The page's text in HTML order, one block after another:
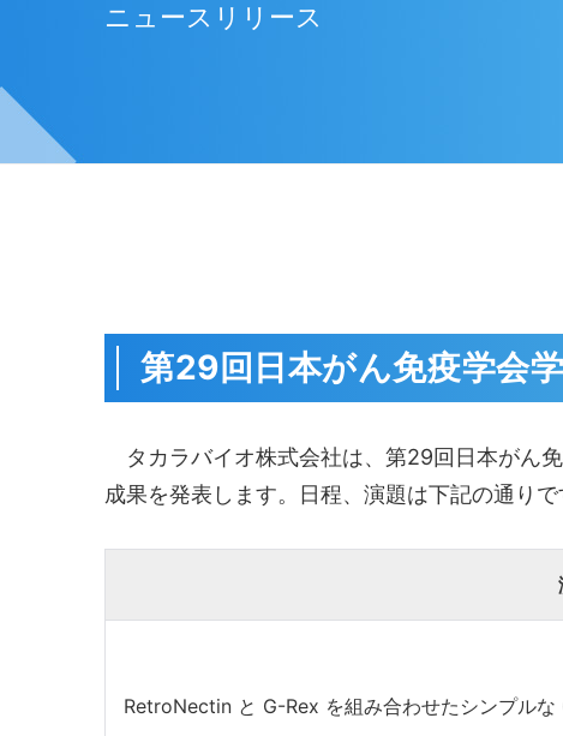
ニュースリリース
第29回日本がん免疫学会
タカラバイオ株式会社は、第29回日本がん
成果を発表します。日程、演題は下記の通りで
RetroNectin と G-Rex を組み合わせたシンプルな